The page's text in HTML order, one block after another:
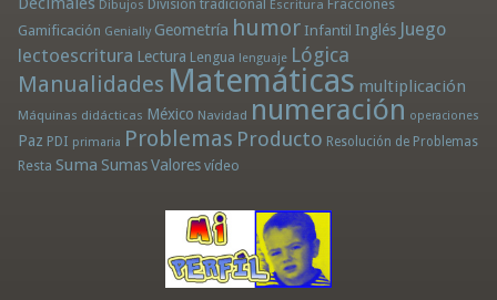
Dibujos División tradicional Escritura Fracciones
Gamificación Genially Geometría humor Infantil Inglés Juego
lectoescritura Lectura Lengua lenguaje Lógica
Manualidades Matemáticas multiplicación
Máquinas didácticas México Navidad numeración operaciones
Paz PDI primaria Problemas Producto Resolución de Problemas
Resta Suma Sumas Valores vídeo